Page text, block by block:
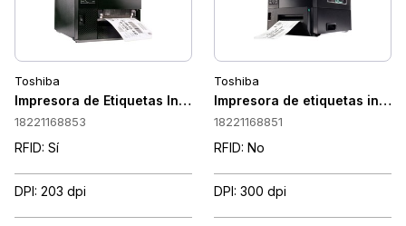
Toshiba
Impresora de Etiquetas Industrial Toshiba B-EX6T3-GS12
18221168853
RFID: Sí
DPI: 203 dpi
Toshiba
Impresora de etiquetas
18221168851
RFID: No
DPI: 300 dpi